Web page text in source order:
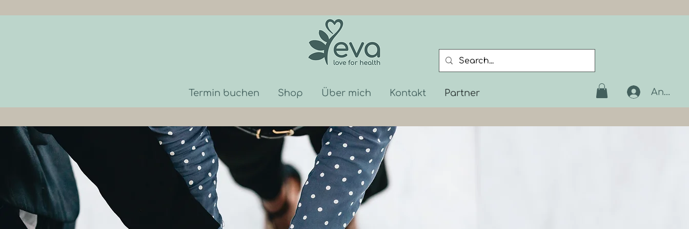
Termin buchen Shop Über mich Kontakt Partner